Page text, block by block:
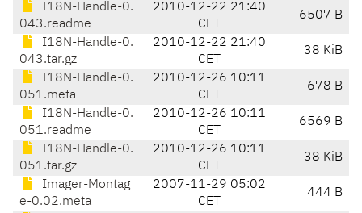
I18N-Handle-0.
043.readme
2010-12-22 21:40
CET
6507 B
I18N-Handle-0.
043.tar.gz
2010-12-22 21:40
CET
38 KiB
I18N-Handle-0.
051.meta
2010-12-26 10:11
CET
678 B
I18N-Handle-0.
051.readme
2010-12-26 10:11
CET
6569 B
I18N-Handle-0.
051.tar.gz
2010-12-26 10:11
CET
38 KiB
Imager-Montag
e-0.02.meta
2007-11-29 05:02
CET
444 B